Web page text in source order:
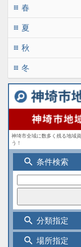
apps 春
apps 夏
apps 秋
apps 冬
神埼市全域に数多く残る地域
う！
search 条件検索
search 分類指定
search 場所指定